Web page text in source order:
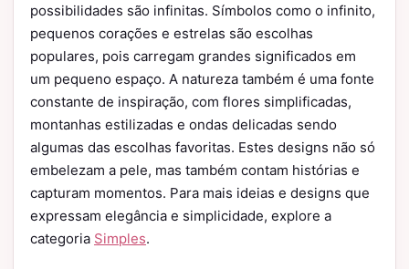
possibilidades são infinitas. Símbolos como o infinito,
pequenos corações e estrelas são escolhas
populares, pois carregam grandes significados em
um pequeno espaço. A natureza também é uma fonte
constante de inspiração, com flores simplificadas,
montanhas estilizadas e ondas delicadas sendo
algumas das escolhas favoritas. Estes designs não só
embelezam a pele, mas também contam histórias e
capturam momentos. Para mais ideias e designs que
expressam elegância e simplicidade, explore a
categoria Simples.